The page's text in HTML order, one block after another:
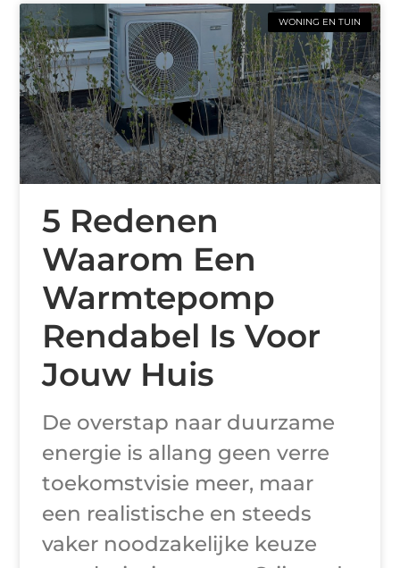
WONING EN TUIN
5 Redenen
Waarom Een
Warmtepomp
Rendabel Is Voor
Jouw Huis
De overstap naar duurzame
energie is allang geen verre
toekomstvisie meer, maar
een realistische en steeds
vaker noodzakelijke keuze